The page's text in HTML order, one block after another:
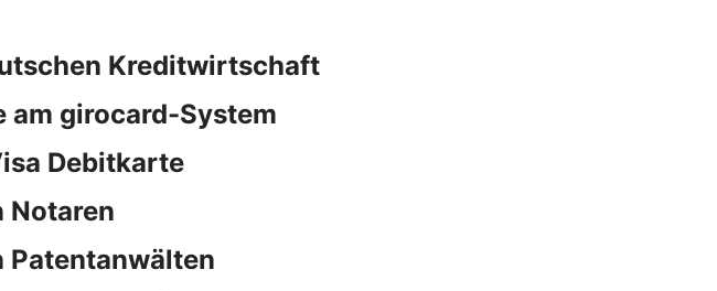
Kreditwirtschaft
am girocard-System
Debitkarte
Notaren
Patentanwälten